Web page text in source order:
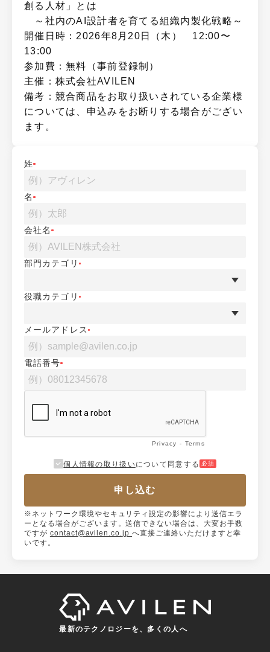
創る人材」とは
～社内のAI設計者を育てる組織内製化戦略～
開催日時：2026年8月20日（木） 12:00〜
13:00
参加費：無料（事前登録制）
主催：株式会社AVILEN
備考：競合商品をお取り扱いされている企業様
については、申込みをお断りする場合がござい
ます。
姓
名
会社名
部門カテゴリ
役職カテゴリ
メールアドレス
電話番号
Privacy - Terms
個人情報の取り扱いについて同意する 必須
※ネットワーク環境やセキュリティ設定の影響により送信エラ
ーとなる場合がございます。送信できない場合は、大変お手数
ですが contact@avilen.co.jpへ直接ご連絡いただけますと幸
いです。
最新のテクノロジーを、多くの人へ